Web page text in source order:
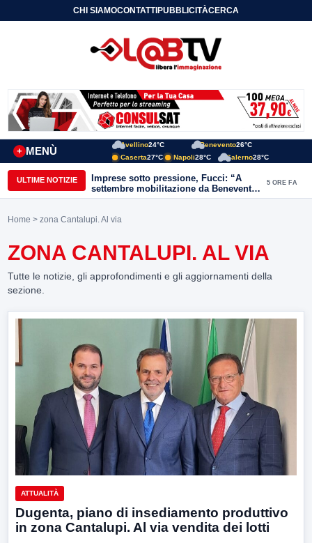
CHI SIAMOCONTATTIPUBBLICITÀCERCA
MENÙ
+
Avellino24°C Benevento26°C
Caserta27°C Napoli28°C Salerno28°C
ULTIME NOTIZIE
Imprese sotto pressione, Fucci: “A
settembre mobilitazione da Benevento
e Avellino”
5 ORE FA
Home > zona Cantalupi. Al via
ZONA CANTALUPI. AL VIA
Tutte le notizie, gli approfondimenti e gli aggiornamenti della
sezione.
ATTUALITÀ
Dugenta, piano di insediamento produttivo
in zona Cantalupi. Al via vendita dei lotti